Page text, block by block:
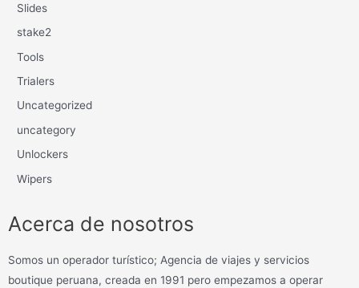
Slides
stake2
Tools
Trialers
Uncategorized
uncategory
Unlockers
Wipers
Acerca de nosotros
Somos un operador turístico; Agencia de viajes y servicios
boutique peruana, creada en 1991 pero empezamos a operar